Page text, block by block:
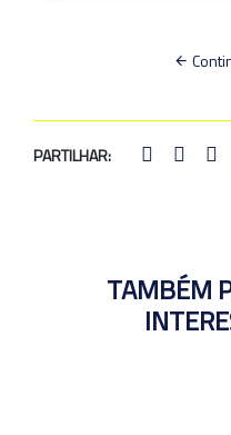
PARTILHAR:
TAMBÉM